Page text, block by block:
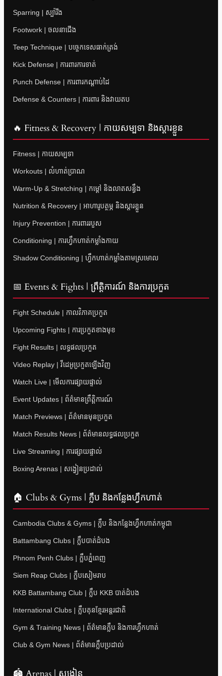
Sparring | ស្ប៉ារីង
Footwork | ចលនាជើង
Teep Technique | បច្ចេកទេសធាក់ត្រង់
Kick Defense | ការពារការទាត់
Punch Defense | ការពារកណ្តាប់ដៃ
Defense & Counters | ការពារ និងវាយតប
🔥 Fitness & Recovery | កាយសម្បទា និងស្តារខ្លួន
Fitness | កាយសម្បទា
Workouts | លំហាត់ប្រាណ
Warm-Up & Stretching | កម្តៅ និងលាតសន្ធឹង
Nutrition & Recovery | អាហារូបត្ថម្ភ និងស្តារខ្លួន
Injury Prevention | ការពាររបួស
Conditioning | ការហ្វឹកហាត់កម្លាំងកាយ
Shadow Conditioning | ហ្វឹកហាត់កម្លាំងតាមស្រមោល
📅 Events & Fights | ព្រឹត្តិការណ៍ និងការប្រកួត
Fight Schedule | កាលវិភាគប្រកួត
Upcoming Fights | ការប្រកួតខាងមុខ
Fight Results | លទ្ធផលប្រកួត
Video Replay | វីដេអូប្រកួតឡើងវិញ
Watch Live | មើលការផ្សាយផ្ទាល់
Event Updates | ព័ត៌មានព្រឹត្តិការណ៍
Match Previews | ព័ត៌មានមុនប្រកួត
Match Results News | ព័ត៌មានលទ្ធផលប្រកួត
Live Streaming | ការផ្សាយផ្ទាល់
Boxing Arenas | សង្វៀនប្រដាល់
🏠 Clubs & Gyms | ក្លឹប និងកន្លែងហ្វឹកហាត់
Cambodia Clubs & Gyms | ក្លឹប និងកន្លែងហ្វឹកហាត់កម្ពុជា
Battambang Clubs | ក្លឹបបាត់ដំបង
Phnom Penh Clubs | ក្លឹបភ្នំពេញ
Siem Reap Clubs | ក្លឹបសៀមរាប
KKB Battambang Club | ក្លឹប KKB បាត់ដំបង
International Clubs | ក្លឹបគុនខ្មែរអន្តរជាតិ
Gym & Training News | ព័ត៌មានក្លឹប និងការហ្វឹកហាត់
Club & Gym News | ព័ត៌មានក្លឹបប្រដាល់